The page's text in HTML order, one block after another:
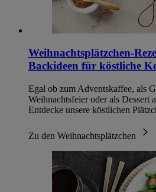
Weihnachtsplätzchen-
Backideen für köstliche
Egal ob zum Adventskaffee, als
Weihnachtsfeier oder als Dessert
Entdecke unsere köstlichen
Zu den Weihnachtsplätzchen